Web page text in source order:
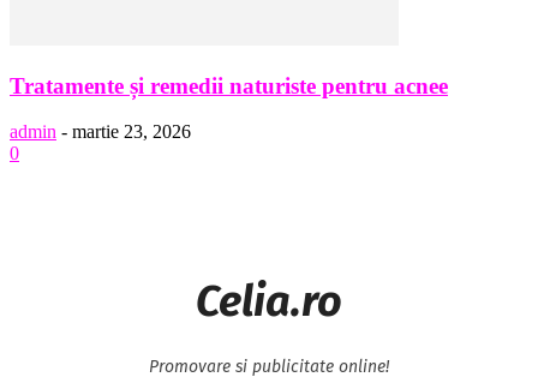
Tratamente și remedii naturiste pentru acnee
admin - martie 23, 2026
0
Celia.ro
Promovare si publicitate online!